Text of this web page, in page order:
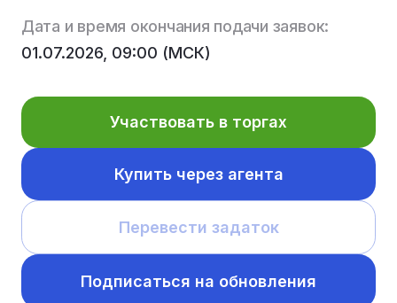
Дата и время окончания подачи заявок:
01.07.2026, 09:00 (МСК)
Участвовать в торгах
Купить через агента
Перевести задаток
Подписаться на обновления